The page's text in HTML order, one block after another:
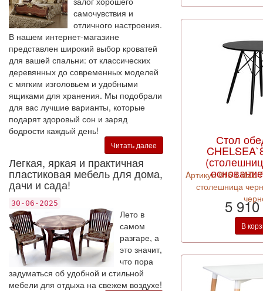
самочувствия и
отличного настроения.
В нашем интернет-магазине
представлен широкий выбор кроватей
для вашей спальни: от классических
деревянных до современных моделей
с мягким изголовьем и удобными
ящиками для хранения. Мы подобрали
для вас лучшие варианты, которые
подарят здоровый сон и заряд
бодрости каждый день!
Читать далее
Легкая, яркая и практичная
пластиковая мебель для дома,
дачи и сада!
30-06-2025
Лето в
самом
разгаре, а
это значит,
что пора
задуматься об удобной и стильной
мебели для отдыха на свежем воздухе!
Стол
Aртикул 815-
столешница
5
В